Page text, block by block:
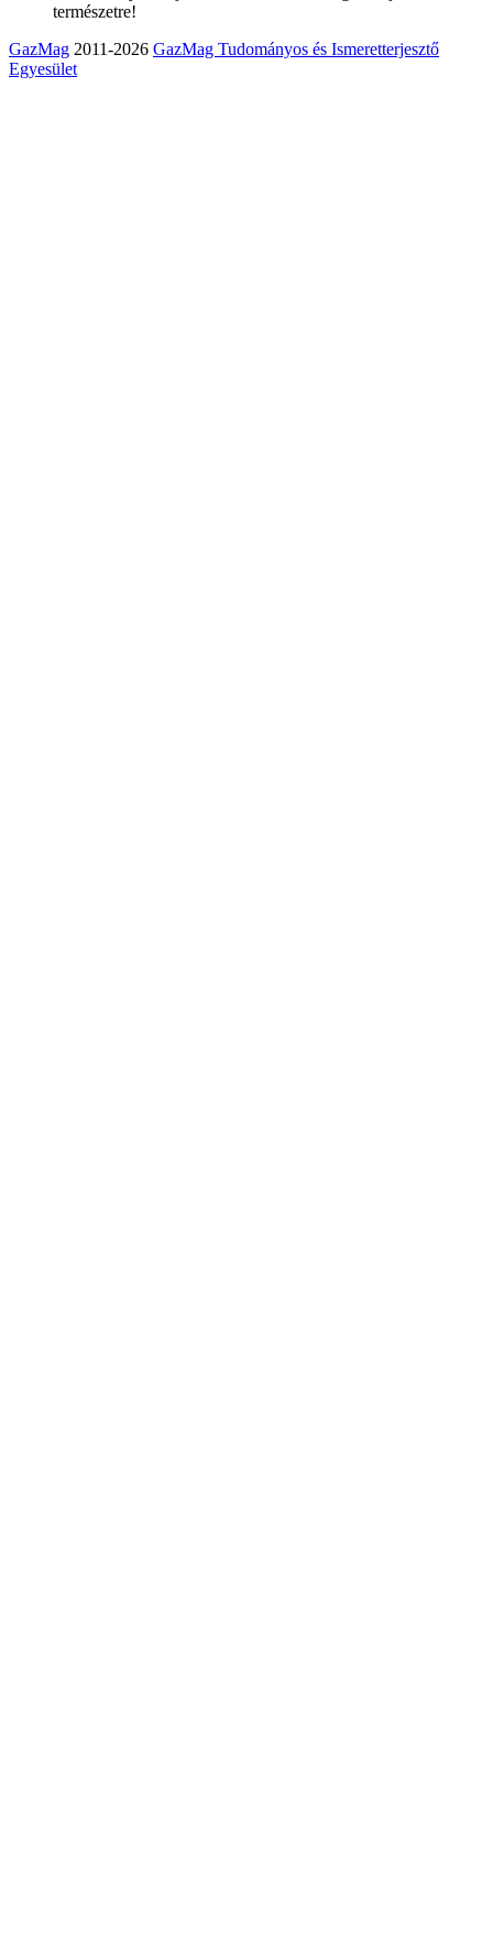
természetre!
GazMag 2011-2026 GazMag Tudományos és Ismeretterjesztő
Egyesület